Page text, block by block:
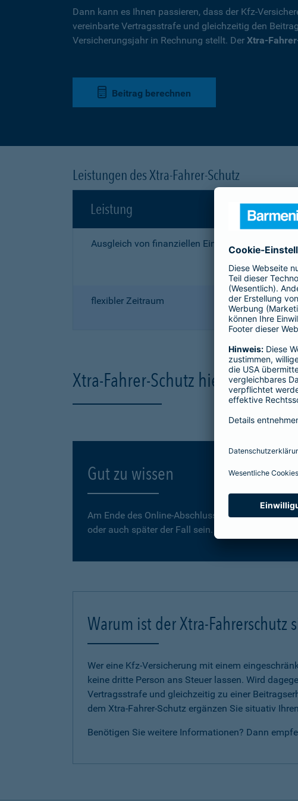
Dann kann es Ihnen passieren, dass der Kfz-
vereinbarte Vertragsstrafe und gleichzeitig den
Versicherungsjahr in Rechnung stellt. Der Xtra-
Beitrag berechnen
Leistungen des Xtra-Fahrer-Schutz
Leistung
Ausgleich von finanziellen Einbußen
flexibler Zeitraum
Xtra-Fahrer-Schutz hier online
Gut zu wissen
Am Ende des Online-Abschlusses können Sie
oder auch später der Fall sein.
Warum ist der Xtra-Fahrerschutz
Wer eine Kfz-Versicherung mit einem
keine dritte Person ans Steuer lassen. Wird
Vertragsstrafe und gleichzeitig zu einer
dem Xtra-Fahrer-Schutz ergänzen Sie situativ
Benötigen Sie weitere Informationen? Dann